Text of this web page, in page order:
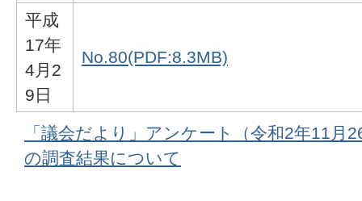
平成
17年
4月2
9日
No.80(PDF:8.3MB)
「議会だより」アンケート（令和2年11月
の調査結果について